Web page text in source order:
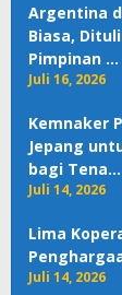
Argentina
Biasa,
Pimpinan …
Juli 16, 2026
Kemnaker
Jepang
bagi Tena…
Juli 14, 2026
Lima
Juli 14, 2026